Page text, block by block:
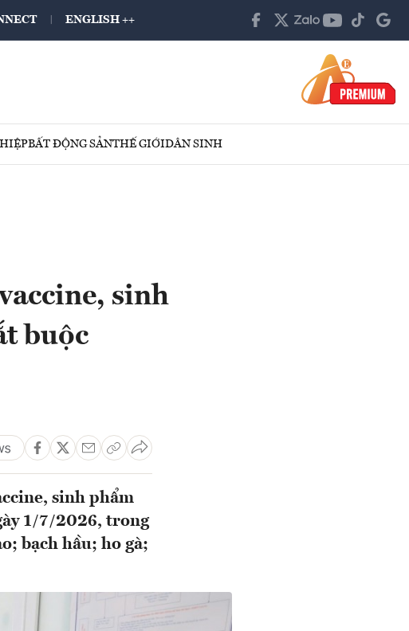
ENGLISH ++
BẤT ĐỘNG SẢNTHẾ GIỚIDÂN SINH
sinh
buộc
sinh phẩm
1/7/2026, trong
bạch hầu; ho gà;